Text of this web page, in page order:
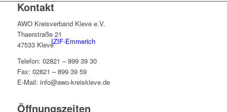
IZIF-Emmerich
Kontakt
AWO Kreisverband Kleve e.V.
Thaerstraße 21
47533 Kleve
Telefon: 02821 – 899 39 30
Fax: 02821 – 899 39 59
E-Mail: info@awo-kreiskleve.de
Öffnungszeiten